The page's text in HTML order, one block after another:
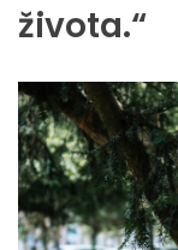
života.“